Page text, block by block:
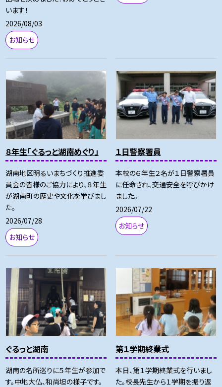
います！
2026/08/03
お知らせ
８年生「ぐるっと湖南めぐり」
湖南地区明るいまちづくり推進委
員会の皆様のご協力により、８年生
が湖南町の歴史や文化を学びまし
た。
2026/07/28
お知らせ
１日警察署員
本校の６年生２名が１日警察署員
に任命され、交通安全を呼びかけ
ました。
2026/07/22
お知らせ
ぐるっと湖南
湖南の名所巡りに５年生が参加で
す。中地大仏、和尚坦の様子です。
第１学期終業式
本日、第１学期終業式を行いまし
た。校長先生から１学期を振り返